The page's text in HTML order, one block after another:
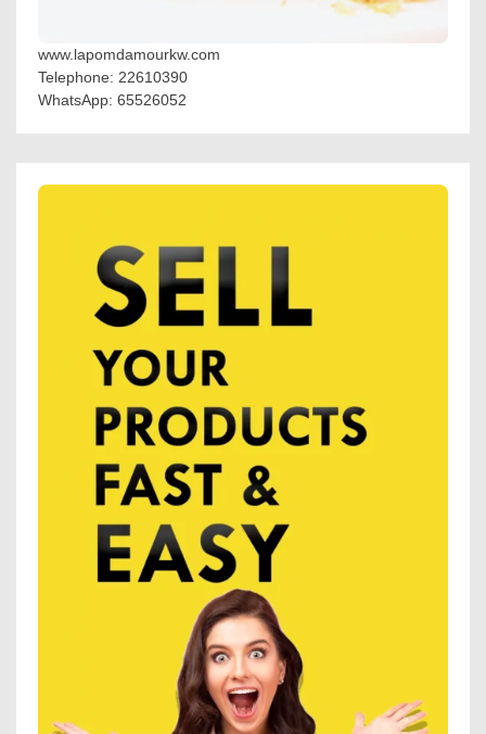
www.lapomdamourkw.com
Telephone: 22610390
WhatsApp: 65526052